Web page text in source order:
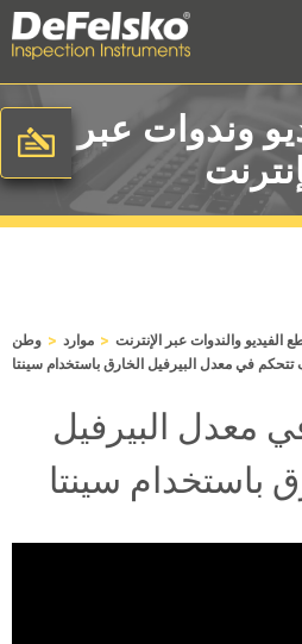
وندوات عبر
وطن > موارد > الفيديو والندوات عبر الإنترنت
معدل البيرفيل